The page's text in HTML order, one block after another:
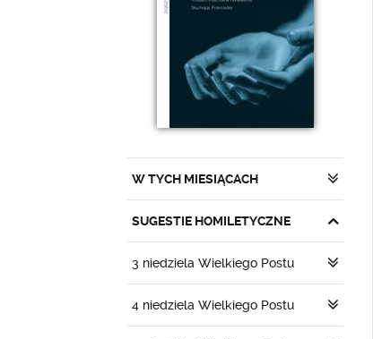
W TYCH MIESIĄCACH
SUGESTIE HOMILETYCZNE
3 niedziela Wielkiego Postu
4 niedziela Wielkiego Postu